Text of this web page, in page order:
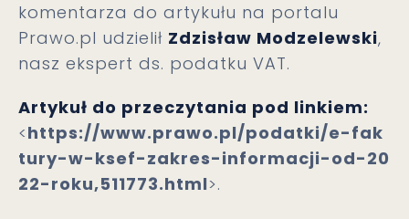
komentarza do artykułu na portalu
Prawo.pl udzielił Zdzisław Modzelewski,
nasz ekspert ds. podatku VAT.
Artykuł do przeczytania pod linkiem:
<https://www.prawo.pl/podatki/e-fak
tury-w-ksef-zakres-informacji-od-20
22-roku,511773.html>.